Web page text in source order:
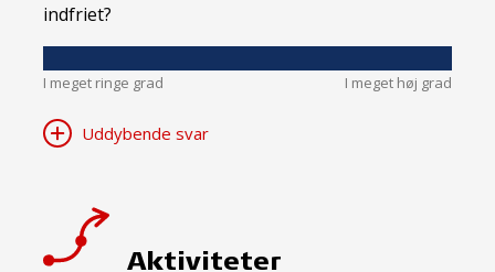
indfriet?
I meget ringe grad I meget høj grad
Uddybende svar
Aktiviteter